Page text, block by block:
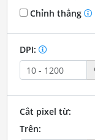
Chỉnh thẳng
DPI:
Cắt pixel từ:
Trên: